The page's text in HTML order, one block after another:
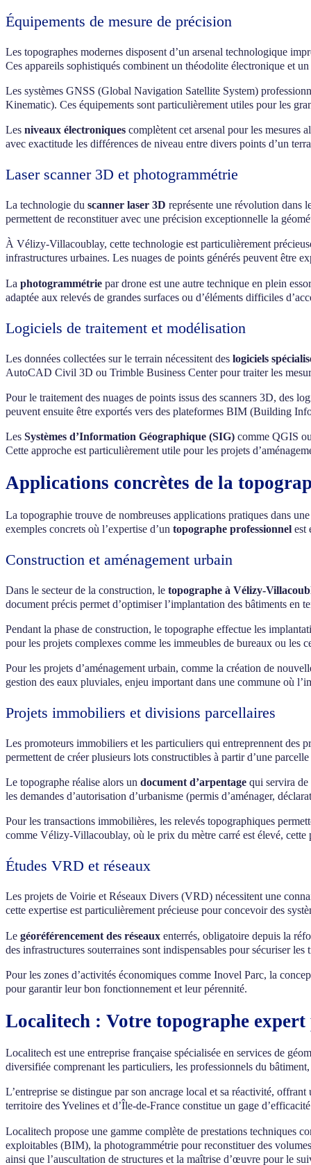
Équipements de mesure de précision
Les topographes modernes disposent d’un arsenal technologique
Ces appareils sophistiqués combinent un théodolite électronique et
Les systèmes GNSS (Global Navigation Satellite System)
Kinematic). Ces équipements sont particulièrement utiles pour les
Les niveaux électroniques complètent cet arsenal pour les mesures
avec exactitude les différences de niveau entre divers points d’un
Laser scanner 3D et photogrammétrie
La technologie du scanner laser 3D représente une révolution dans
permettent de reconstituer avec une précision exceptionnelle la
À Vélizy-Villacoublay, cette technologie est particulièrement
infrastructures urbaines. Les nuages de points générés peuvent être
La photogrammétrie par drone est une autre technique en plein
adaptée aux relevés de grandes surfaces ou d’éléments difficiles
Logiciels de traitement et modélisation
Les données collectées sur le terrain nécessitent des logiciels
AutoCAD Civil 3D ou Trimble Business Center pour traiter les
Pour le traitement des nuages de points issus des scanners 3D, des
peuvent ensuite être exportés vers des plateformes BIM (Building
Les Systèmes d’Information Géographique (SIG) comme QGIS
Cette approche est particulièrement utile pour les projets
Applications concrètes de la
La topographie trouve de nombreuses applications pratiques dans
exemples concrets où l’expertise d’un topographe professionnel est
Construction et aménagement urbain
Dans le secteur de la construction, le topographe à Vélizy-
document précis permet d’optimiser l’implantation des bâtiments en
Pendant la phase de construction, le topographe effectue les
pour les projets complexes comme les immeubles de bureaux ou
Pour les projets d’aménagement urbain, comme la création de
gestion des eaux pluviales, enjeu important dans une commune où
Projets immobiliers et divisions parcellaires
Les promoteurs immobiliers et les particuliers qui entreprennent des
permettent de créer plusieurs lots constructibles à partir d’une
Le topographe réalise alors un document d’arpentage qui servira de
les demandes d’autorisation d’urbanisme (permis d’aménager,
Pour les transactions immobilières, les relevés topographiques
comme Vélizy-Villacoublay, où le prix du mètre carré est élevé,
Études VRD et réseaux
Les projets de Voirie et Réseaux Divers (VRD) nécessitent une
cette expertise est particulièrement précieuse pour concevoir des
Le géoréférencement des réseaux enterrés, obligatoire depuis la
des infrastructures souterraines sont indispensables pour sécuriser
Pour les zones d’activités économiques comme Inovel Parc, la
pour garantir leur bon fonctionnement et leur pérennité.
Localitech : Votre topographe
Localitech est une entreprise française spécialisée en services de
diversifiée comprenant les particuliers, les professionnels du
L’entreprise se distingue par son ancrage local et sa réactivité,
territoire des Yvelines et d’Île-de-France constitue un gage
Localitech propose une gamme complète de prestations techniques
exploitables (BIM), la photogrammétrie pour reconstituer des
ainsi que l’auscultation de structures et la maîtrise d’œuvre pour le